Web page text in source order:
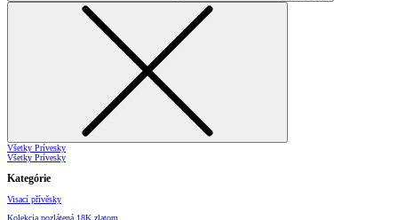
Všetky Prívesky
Všetky Prívesky
Kategórie
Visací přívěsky